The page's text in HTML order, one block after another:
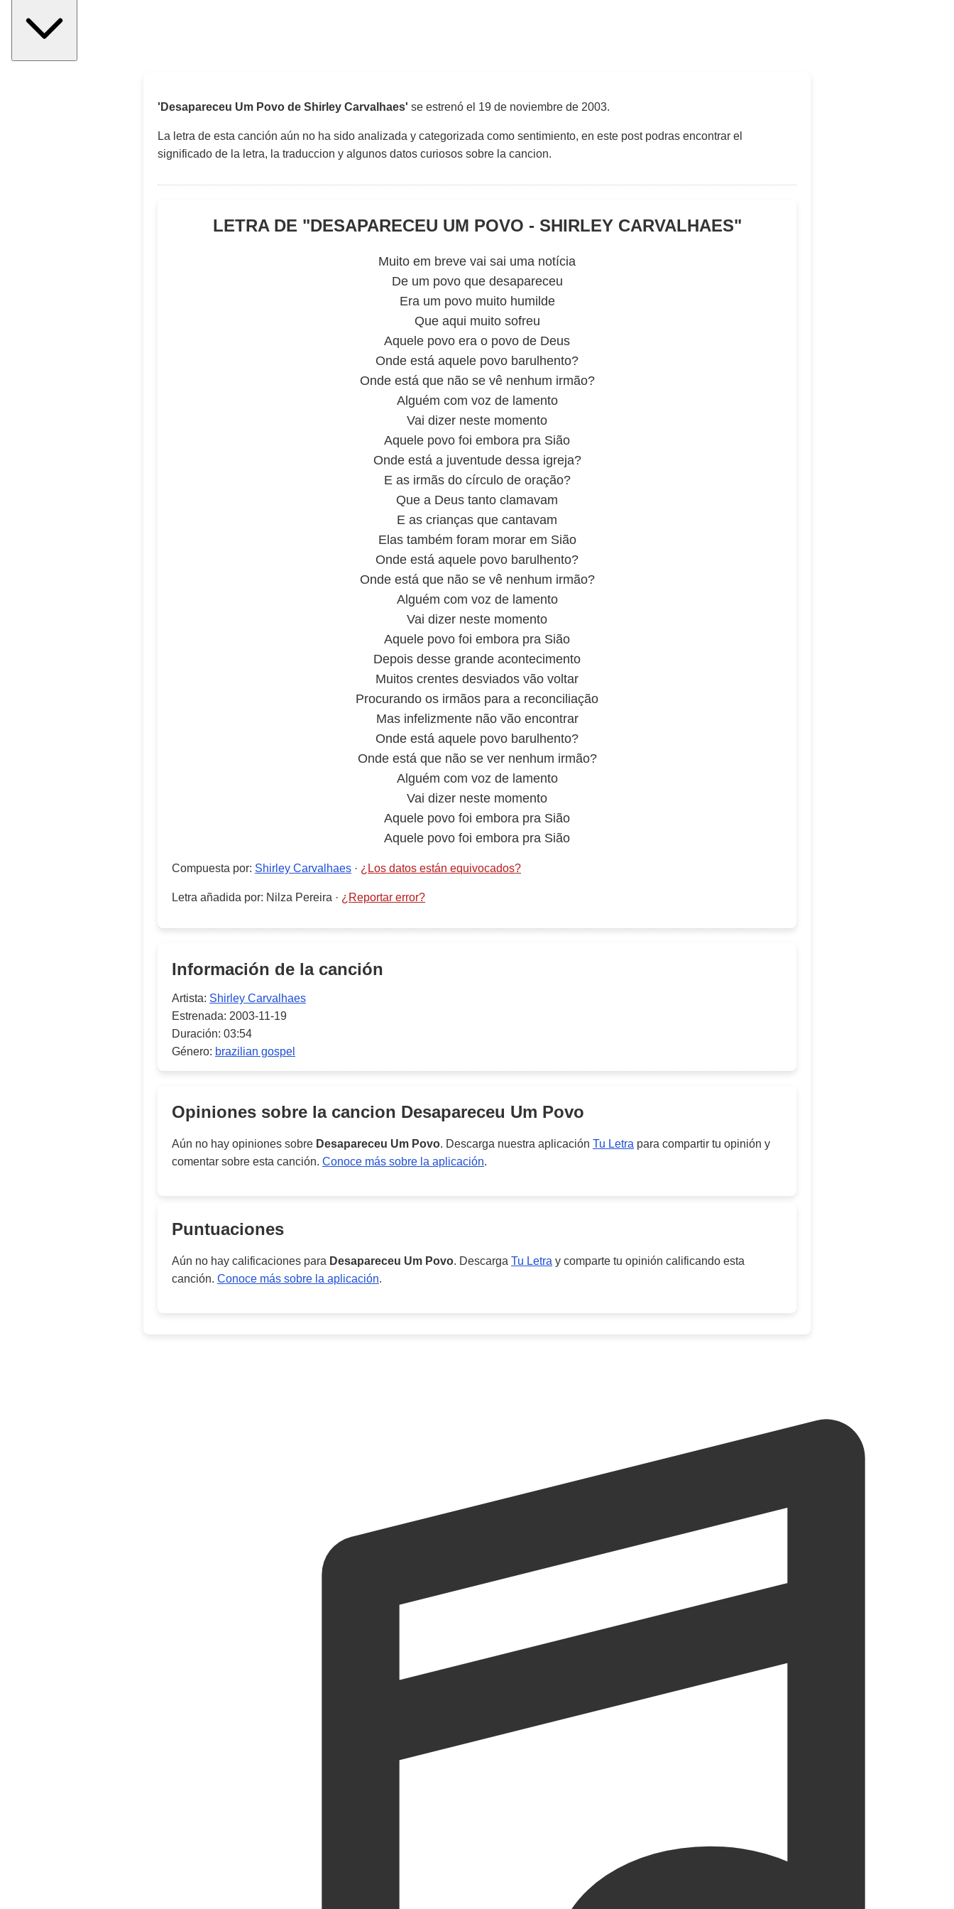
'Desapareceu Um Povo de Shirley Carvalhaes' se estrenó el 19 de noviembre de 2003.
La letra de esta canción aún no ha sido analizada y categorizada como sentimiento, en este post podras encontrar el
significado de la letra, la traduccion y algunos datos curiosos sobre la cancion.
LETRA DE "DESAPARECEU UM POVO - SHIRLEY CARVALHAES"
Muito em breve vai sai uma notícia
De um povo que desapareceu
Era um povo muito humilde
Que aqui muito sofreu
Aquele povo era o povo de Deus
Onde está aquele povo barulhento?
Onde está que não se vê nenhum irmão?
Alguém com voz de lamento
Vai dizer neste momento
Aquele povo foi embora pra Sião
Onde está a juventude dessa igreja?
E as irmãs do círculo de oração?
Que a Deus tanto clamavam
E as crianças que cantavam
Elas também foram morar em Sião
Onde está aquele povo barulhento?
Onde está que não se vê nenhum irmão?
Alguém com voz de lamento
Vai dizer neste momento
Aquele povo foi embora pra Sião
Depois desse grande acontecimento
Muitos crentes desviados vão voltar
Procurando os irmãos para a reconciliação
Mas infelizmente não vão encontrar
Onde está aquele povo barulhento?
Onde está que não se ver nenhum irmão?
Alguém com voz de lamento
Vai dizer neste momento
Aquele povo foi embora pra Sião
Aquele povo foi embora pra Sião
Compuesta por: Shirley Carvalhaes · ¿Los datos están equivocados?
Letra añadida por: Nilza Pereira · ¿Reportar error?
Información de la canción
Artista: Shirley Carvalhaes
Estrenada: 2003-11-19
Duración: 03:54
Género: brazilian gospel
Opiniones sobre la cancion Desapareceu Um Povo
Aún no hay opiniones sobre Desapareceu Um Povo. Descarga nuestra aplicación Tu Letra para compartir tu opinión y
comentar sobre esta canción. Conoce más sobre la aplicación.
Puntuaciones
Aún no hay calificaciones para Desapareceu Um Povo. Descarga Tu Letra y comparte tu opinión calificando esta
canción. Conoce más sobre la aplicación.